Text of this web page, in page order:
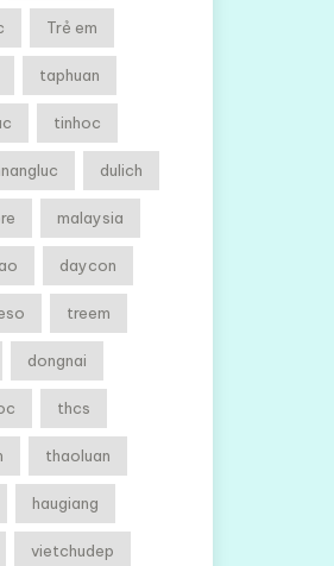
Trẻ em
taphuan
tinhoc
dulich
malaysia
daycon
treem
dongnai
thcs
thaoluan
haugiang
vietchudep